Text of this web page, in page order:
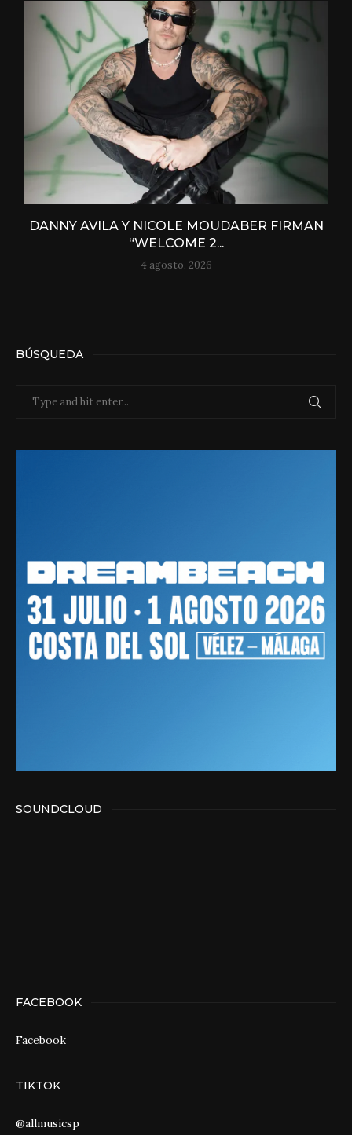
DANNY AVILA Y NICOLE MOUDABER FIRMAN
“WELCOME 2...
4 agosto, 2026
BÚSQUEDA
SOUNDCLOUD
FACEBOOK
Facebook
TIKTOK
@allmusicsp